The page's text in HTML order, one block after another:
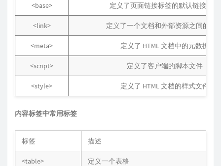
<base> 定义了页面链接标签的默认链接地址
<link> 定义了一个文档和外部资源之间的关
<meta> 定义了 HTML 文档中的元数据
<script> 定义了客户端的脚本文件
<style> 定义了 HTML 文档的样式文件
内容标签中常用标签
标签 描述
<table> 定义一个表格